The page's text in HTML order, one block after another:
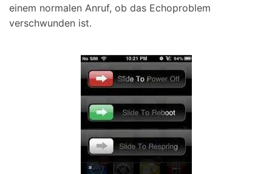
einem normalen Anruf, ob das Echoproblem
verschwunden ist.